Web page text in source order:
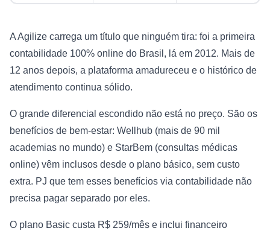
A Agilize carrega um título que ninguém tira: foi a primeira
contabilidade 100% online do Brasil, lá em 2012. Mais de
12 anos depois, a plataforma amadureceu e o histórico de
atendimento continua sólido.
O grande diferencial escondido não está no preço. São os
benefícios de bem-estar: Wellhub (mais de 90 mil
academias no mundo) e StarBem (consultas médicas
online) vêm inclusos desde o plano básico, sem custo
extra. PJ que tem esses benefícios via contabilidade não
precisa pagar separado por eles.
O plano Basic custa R$ 259/mês e inclui financeiro